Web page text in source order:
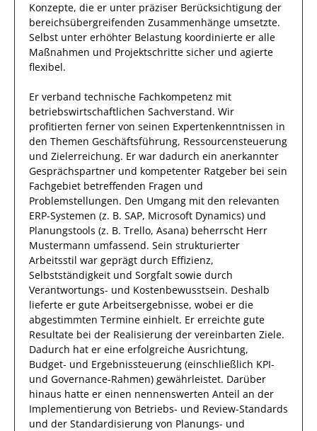
Konzepte, die er unter präziser Berücksichtigung der
bereichsübergreifenden Zusammenhänge umsetzte.
Selbst unter erhöhter Belastung koordinierte er alle
Maßnahmen und Projektschritte sicher und agierte
flexibel.
Er verband technische Fachkompetenz mit
betriebswirtschaftlichen Sachverstand. Wir
profitierten ferner von seinen Expertenkenntnissen in
den Themen Geschäftsführung, Ressourcensteuerung
und Zielerreichung. Er war dadurch ein anerkannter
Gesprächspartner und kompetenter Ratgeber bei sein
Fachgebiet betreffenden Fragen und
Problemstellungen. Den Umgang mit den relevanten
ERP-Systemen (z. B. SAP, Microsoft Dynamics) und
Planungstools (z. B. Trello, Asana) beherrscht Herr
Mustermann umfassend. Sein strukturierter
Arbeitsstil war geprägt durch Effizienz,
Selbstständigkeit und Sorgfalt sowie durch
Verantwortungs- und Kostenbewusstsein. Deshalb
lieferte er gute Arbeitsergebnisse, wobei er die
abgestimmten Termine einhielt. Er erreichte gute
Resultate bei der Realisierung der vereinbarten Ziele.
Dadurch hat er eine erfolgreiche Ausrichtung,
Budget- und Ergebnissteuerung (einschließlich KPI-
und Governance-Rahmen) gewährleistet. Darüber
hinaus hatte er einen nennenswerten Anteil an der
Implementierung von Betriebs- und Review-Standards
und der Standardisierung von Planungs- und